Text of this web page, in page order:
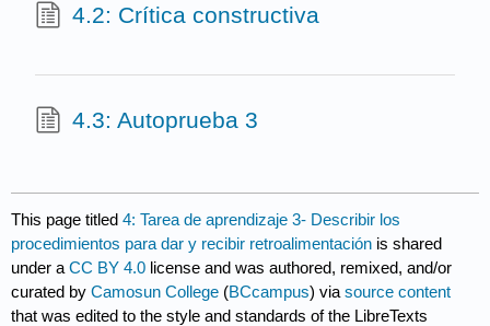
4.2: Crítica constructiva
4.3: Autoprueba 3
This page titled4: Tarea de aprendizaje 3- Describir los
procedimientos para dar y recibir retroalimentación is shared
under aCC BY 4.0 license and was authored, remixed, and/or
curated byCamosun College (BCcampus) viasource content
that was edited to the style and standards of the LibreTexts